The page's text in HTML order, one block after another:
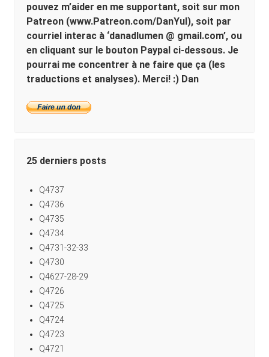
pouvez m’aider en me supportant, soit sur mon
Patreon (www.Patreon.com/DanYul), soit par
courriel interac à ‘danadlumen @ gmail.com’, ou
en cliquant sur le bouton Paypal ci-dessous. Je
pourrai me concentrer à ne faire que ça (les
traductions et analyses). Merci! :) Dan
25 derniers posts
Q4737
Q4736
Q4735
Q4734
Q4731-32-33
Q4730
Q4627-28-29
Q4726
Q4725
Q4724
Q4723
Q4721